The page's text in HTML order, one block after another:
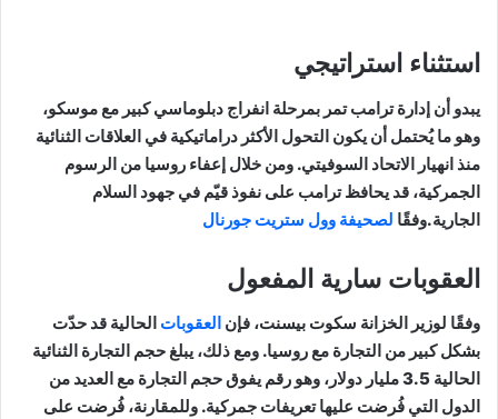
استثناء استراتيجي
يبدو أن إدارة ترامب تمر بمرحلة انفراج دبلوماسي كبير مع موسكو،
وهو ما يُحتمل أن يكون التحول الأكثر دراماتيكية في العلاقات الثنائية
منذ انهيار الاتحاد السوفيتي. ومن خلال إعفاء روسيا من الرسوم
الجمركية، قد يحافظ ترامب على نفوذ قيّم في جهود السلام
الجارية.وفقًا لصحيفة وول ستريت جورنال
العقوبات سارية المفعول
وفقًا لوزير الخزانة سكوت بيسنت، فإن العقوبات الحالية قد حدّت
بشكل كبير من التجارة مع روسيا. ومع ذلك، يبلغ حجم التجارة الثنائية
الحالية 3.5 مليار دولار، وهو رقم يفوق حجم التجارة مع العديد من
الدول التي فُرضت عليها تعريفات جمركية. وللمقارنة، فُرضت على